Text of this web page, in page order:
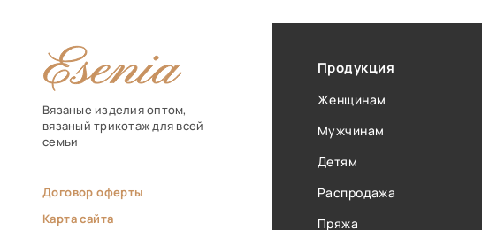
Вязаные изделия оптом,
вязаный трикотаж для всей
семьи
Договор оферты
Карта сайта
Продукция
Женщинам
Мужчинам
Детям
Распродажа
Пряжа